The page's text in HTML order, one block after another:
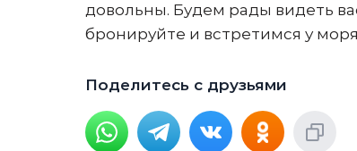
довольны. Будем рады видеть
бронируйте и встретимся у
Поделитесь с друзьями